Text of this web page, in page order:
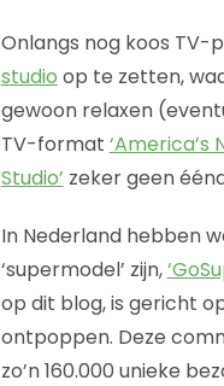
Onlangs nog koos TV-
studio op te zetten,
gewoon relaxen
TV-format ‘America’s
Studio’ zeker geen
In Nederland hebben
‘supermodel’ zijn,
op dit blog, is gericht
ontpoppen. Deze
zo’n 160.000 unieke